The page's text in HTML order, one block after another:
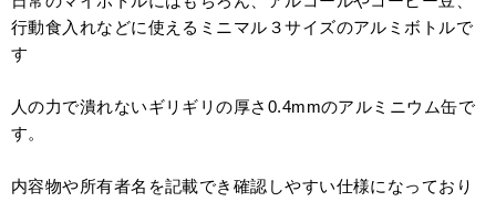
行動食入れなどに使えるミニマル３サイズのアルミボトルで
す
人の力で潰れないギリギリの厚さ0.4mmのアルミニウム缶で
す。
内容物や所有者名を記載でき確認しやすい仕様になっており